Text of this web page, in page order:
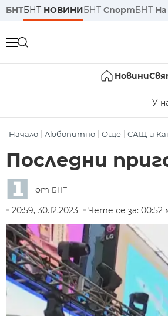
БНТБНТ НОВИНИБНТ СпортБНТ
Новини
У
Начало Любопитно Още САЩ и
Последни
от БНТ
20:59, 30.12.2023
Чете се за: 00:52